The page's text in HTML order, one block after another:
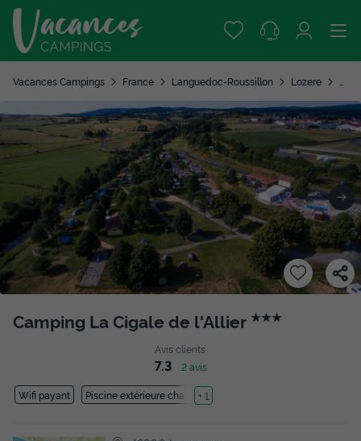
Vacances Campings France Languedoc-Roussillon Lozere
Camping La Cigale de l'Allier ★★★
Avis clients
7.3 2 avis
Wifi payant Piscine extérieure chauffée
+ 1